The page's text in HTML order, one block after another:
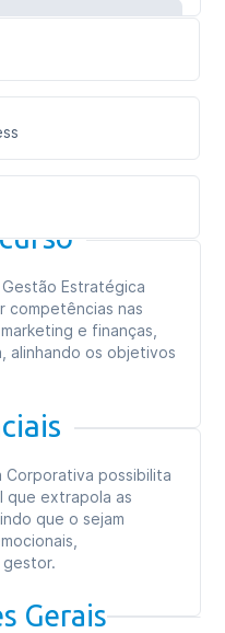
Estratégica
competências nas
e finanças,
alinhando os objetivos
Corporativa possibilita
que extrapola as
que o sejam
Gerais
se